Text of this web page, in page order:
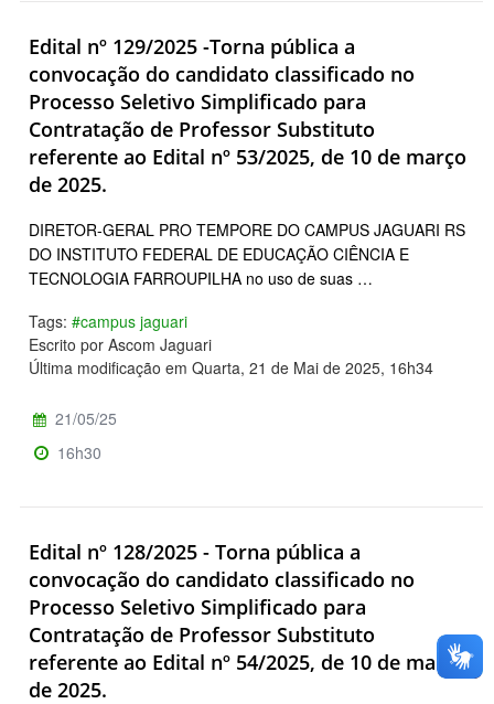
Edital nº 129/2025 -Torna pública a
convocação do candidato classificado no
Processo Seletivo Simplificado para
Contratação de Professor Substituto
referente ao Edital nº 53/2025, de 10 de março
de 2025.
DIRETOR-GERAL PRO TEMPORE DO CAMPUS JAGUARI RS
DO INSTITUTO FEDERAL DE EDUCAÇÃO CIÊNCIA E
TECNOLOGIA FARROUPILHA no uso de suas …
Tags: #campus jaguari
Escrito por Ascom Jaguari
Última modificação em Quarta, 21 de Mai de 2025, 16h34
21/05/25
16h30
Edital nº 128/2025 - Torna pública a
convocação do candidato classificado no
Processo Seletivo Simplificado para
Contratação de Professor Substituto
referente ao Edital nº 54/2025, de 10 de março
de 2025.